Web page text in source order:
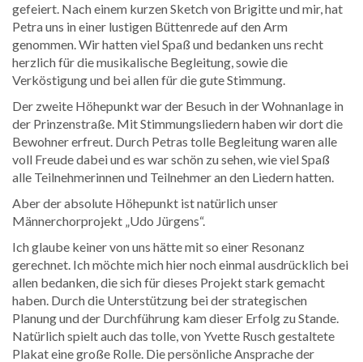
gefeiert. Nach einem kurzen Sketch von Brigitte und mir, hat
Petra uns in einer lustigen Büttenrede auf den Arm
genommen. Wir hatten viel Spaß und bedanken uns recht
herzlich für die musikalische Begleitung, sowie die
Verköstigung und bei allen für die gute Stimmung.
Der zweite Höhepunkt war der Besuch in der Wohnanlage in
der Prinzenstraße. Mit Stimmungsliedern haben wir dort die
Bewohner erfreut. Durch Petras tolle Begleitung waren alle
voll Freude dabei und es war schön zu sehen, wie viel Spaß
alle Teilnehmerinnen und Teilnehmer an den Liedern hatten.
Aber der absolute Höhepunkt ist natürlich unser
Männerchorprojekt „Udo Jürgens“.
Ich glaube keiner von uns hätte mit so einer Resonanz
gerechnet. Ich möchte mich hier noch einmal ausdrücklich bei
allen bedanken, die sich für dieses Projekt stark gemacht
haben. Durch die Unterstützung bei der strategischen
Planung und der Durchführung kam dieser Erfolg zu Stande.
Natürlich spielt auch das tolle, von Yvette Rusch gestaltete
Plakat eine große Rolle. Die persönliche Ansprache der